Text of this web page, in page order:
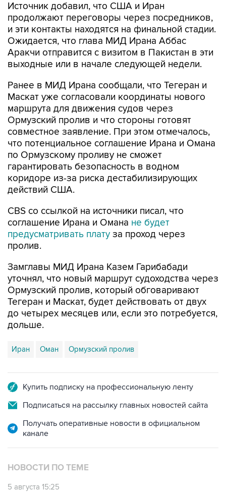
Источник добавил, что США и Иран
продолжают переговоры через посредников,
и эти контакты находятся на финальной стадии.
Ожидается, что глава МИД Ирана Аббас
Аракчи отправится с визитом в Пакистан в эти
выходные или в начале следующей недели.
Ранее в МИД Ирана сообщали, что Тегеран и
Маскат уже согласовали координаты нового
маршрута для движения судов через
Ормузский пролив и что стороны готовят
совместное заявление. При этом отмечалось,
что потенциальное соглашение Ирана и Омана
по Ормузскому проливу не сможет
гарантировать безопасность в водном
коридоре из-за риска дестабилизирующих
действий США.
CBS со ссылкой на источники писал, что
соглашение Ирана и Омана не будет
предусматривать плату за проход через
пролив.
Замглавы МИД Ирана Казем Гарибабади
уточнял, что новый маршрут судоходства через
Ормузский пролив, который обговаривают
Тегеран и Маскат, будет действовать от двух
до четырех месяцев или, если это потребуется,
дольше.
Иран Оман Ормузский пролив
Купить подписку на профессиональную ленту
Подписаться на рассылку главных новостей сайта
Получать оперативные новости в официальном
канале
НОВОСТИ ПО ТЕМЕ
5 августа 15:25